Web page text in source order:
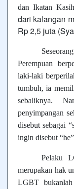
dan Ikatan
dari kalangan
Rp 2,5 juta
Perempuan
laki-laki
tumbuh, ia
sebaliknya.
penyimpangan
disebut sebagai
ingin disebut
Pelaku
merupakan hak
LGBT bukanlah